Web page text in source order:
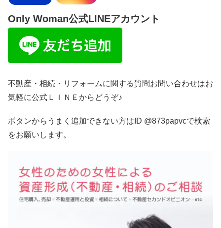
Only Woman公式LINEアカウント
不動産・相続・リフォームに関する質問お問い合わせはお
気軽に公式ＬＩＮＥからどうぞ♪
ボタンからうまく追加できない方はID @873papvcで検索
をお願いします。